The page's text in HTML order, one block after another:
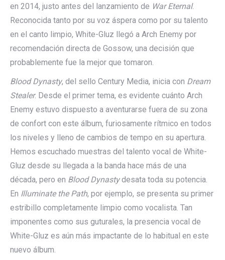
en 2014, justo antes del lanzamiento de War Eternal.
Reconocida tanto por su voz áspera como por su talento
en el canto limpio, White-Gluz llegó a Arch Enemy por
recomendación directa de Gossow, una decisión que
probablemente fue la mejor que tomaron.
Blood Dynasty, del sello Century Media, inicia con Dream
Stealer. Desde el primer tema, es evidente cuánto Arch
Enemy estuvo dispuesto a aventurarse fuera de su zona
de confort con este álbum, furiosamente rítmico en todos
los niveles y lleno de cambios de tempo en su apertura.
Hemos escuchado muestras del talento vocal de White-
Gluz desde su llegada a la banda hace más de una
década, pero en Blood Dynastydesata toda su potencia.
En Illuminate the Path, por ejemplo, se presenta su primer
estribillo completamente limpio como vocalista. Tan
imponentes como sus guturales, la presencia vocal de
White-Gluz es aún más impactante de lo habitual en este
nuevo álbum.